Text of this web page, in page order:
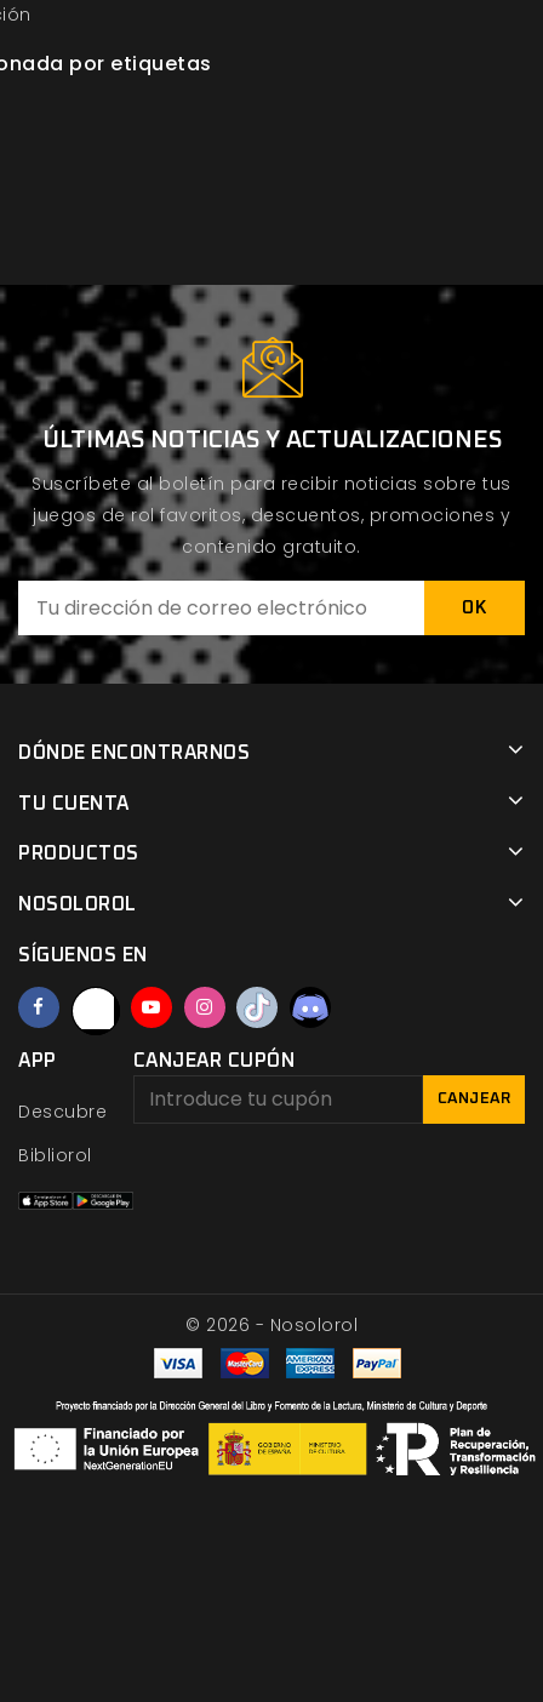
por etiquetas
ÚLTIMAS NOTICIAS Y ACTUALIZACIONES
Suscríbete al boletín para recibir noticias sobre tus
juegos de rol favoritos, descuentos, promociones y
contenido gratuito.
DÓNDE ENCONTRARNOS
TU CUENTA
PRODUCTOS
NOSOLOROL
SÍGUENOS EN
APP
Descubre
Bibliorol
CANJEAR CUPÓN
CANJEAR
© 2026 - Nosolorol